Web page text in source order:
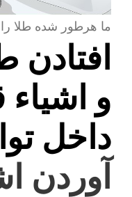
ما هرطور شده طلا
افتادن
و اشیاء
داخل
آوردن